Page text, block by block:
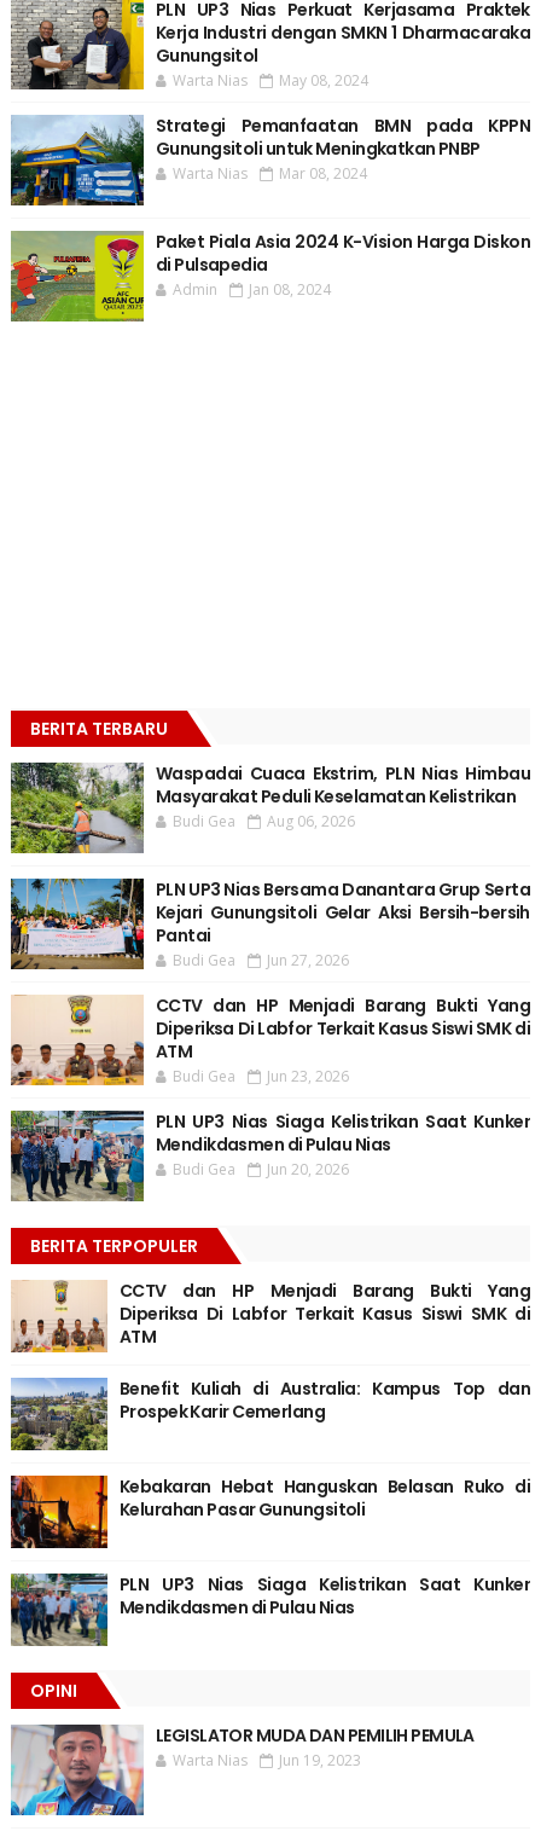
PLN UP3 Nias Perkuat Kerjasama Praktek
Kerja Industri dengan SMKN 1 Dharmacaraka
Gunungsitol
Warta Nias May 08, 2024
Strategi Pemanfaatan BMN pada KPPN
Gunungsitoli untuk Meningkatkan PNBP
Warta Nias Mar 08, 2024
Paket Piala Asia 2024 K-Vision Harga Diskon
di Pulsapedia
Admin Jan 08, 2024
BERITA TERBARU
Waspadai Cuaca Ekstrim, PLN Nias Himbau
Masyarakat Peduli Keselamatan Kelistrikan
Budi Gea Aug 06, 2026
PLN UP3 Nias Bersama Danantara Grup Serta
Kejari Gunungsitoli Gelar Aksi Bersih-bersih
Pantai
Budi Gea Jun 27, 2026
CCTV dan HP Menjadi Barang Bukti Yang
Diperiksa Di Labfor Terkait Kasus Siswi SMK di
ATM
Budi Gea Jun 23, 2026
PLN UP3 Nias Siaga Kelistrikan Saat Kunker
Mendikdasmen di Pulau Nias
Budi Gea Jun 20, 2026
BERITA TERPOPULER
CCTV dan HP Menjadi Barang Bukti Yang
Diperiksa Di Labfor Terkait Kasus Siswi SMK di
ATM
Benefit Kuliah di Australia: Kampus Top dan
Prospek Karir Cemerlang
Kebakaran Hebat Hanguskan Belasan Ruko di
Kelurahan Pasar Gunungsitoli
PLN UP3 Nias Siaga Kelistrikan Saat Kunker
Mendikdasmen di Pulau Nias
OPINI
LEGISLATOR MUDA DAN PEMILIH PEMULA
Warta Nias Jun 19, 2023